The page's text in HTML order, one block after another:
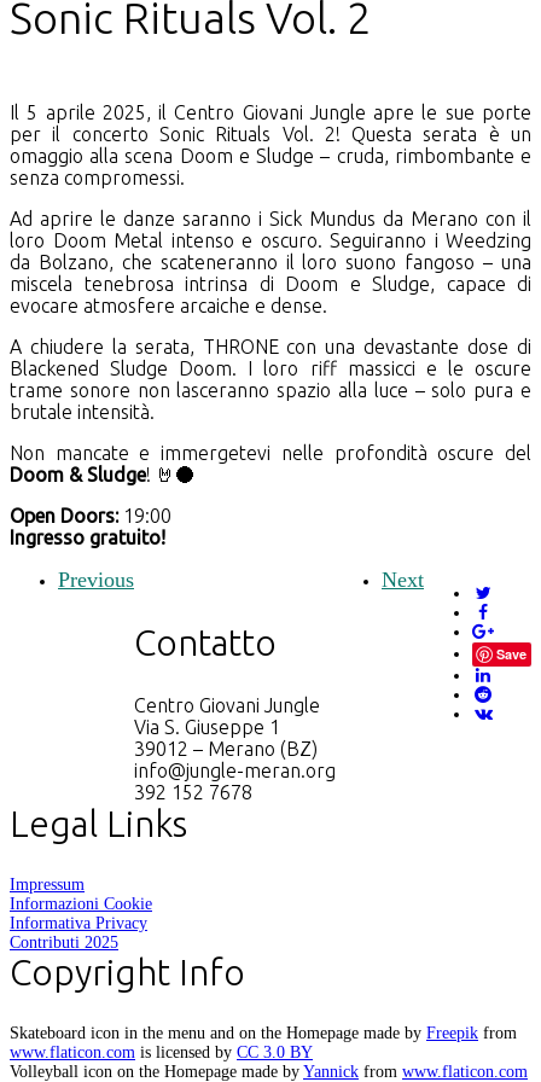
Sonic Rituals Vol. 2
Il 5 aprile 2025, il Centro Giovani Jungle apre le sue porte
per il concerto Sonic Rituals Vol. 2! Questa serata è un
omaggio alla scena Doom e Sludge – cruda, rimbombante e
senza compromessi.
Ad aprire le danze saranno i Sick Mundus da Merano con il
loro Doom Metal intenso e oscuro. Seguiranno i Weedzing
da Bolzano, che scateneranno il loro suono fangoso – una
miscela tenebrosa intrinsa di Doom e Sludge, capace di
evocare atmosfere arcaiche e dense.
A chiudere la serata, THRONE con una devastante dose di
Blackened Sludge Doom. I loro riff massicci e le oscure
trame sonore non lasceranno spazio alla luce – solo pura e
brutale intensità.
Non mancate e immergetevi nelle profondità oscure del
Doom & Sludge! 🤘🌑
Open Doors:19:00
Ingresso gratuito!
Save
Previous Next
Contatto
Centro Giovani Jungle
Via S. Giuseppe 1
39012 – Merano (BZ)
info@jungle-meran.org
392 152 7678
Legal Links
Impressum
Informazioni Cookie
Informativa Privacy
Contributi 2025
Copyright Info
Skateboard icon in the menu and on the Homepage made by Freepik from
www.flaticon.com is licensed by CC 3.0 BY
Volleyball icon on the Homepage made by Yannick from www.flaticon.com